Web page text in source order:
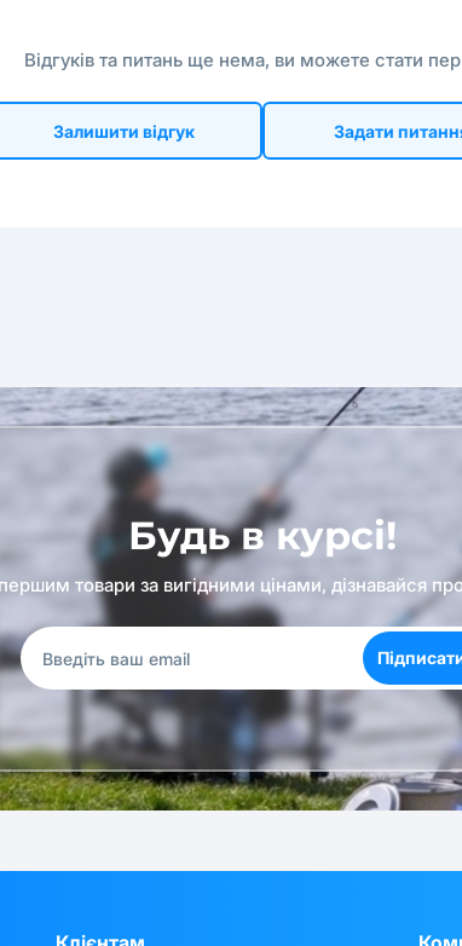
Відгуків та питань ще нема, ви можете стати
Залишити відгук Задати
Будь в курсі!
товари за вигідними цінами, дізнавайся про